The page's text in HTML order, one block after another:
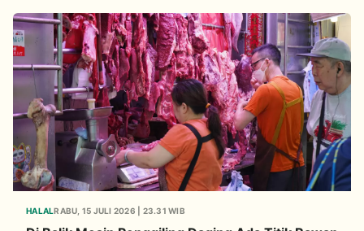
HALALRABU, 15 JULI 2026 | 23.31 WIB